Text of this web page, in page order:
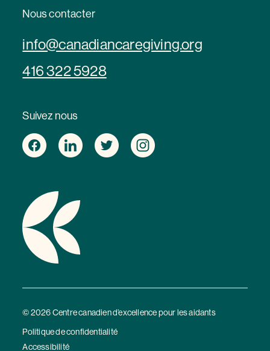
Nous contacter
info@canadiancaregiving.org
416 322 5928
Suivez nous
© 2026 Centre canadien d’excellence pour les aidants
Politique de confidentialité
Accessibilité